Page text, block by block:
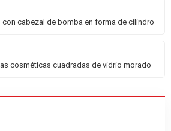
con cabezal de bomba en forma de cilindro
cosméticas cuadradas de vidrio morado